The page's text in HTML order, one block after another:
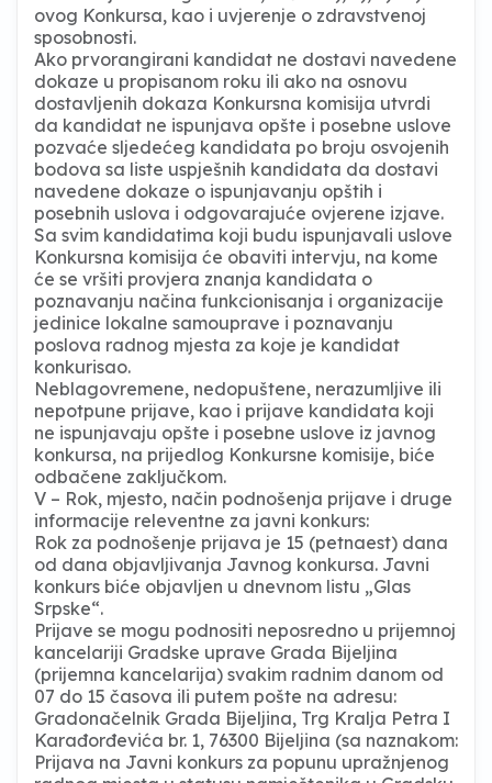
ovog Konkursa, kao i uvjerenje o zdravstvenoj
sposobnosti.
Ako prvorangirani kandidat ne dostavi navedene
dokaze u propisanom roku ili ako na osnovu
dostavljenih dokaza Konkursna komisija utvrdi
da kandidat ne ispunjava opšte i posebne uslove
pozvaće sljedećeg kandidata po broju osvojenih
bodova sa liste uspješnih kandidata da dostavi
navedene dokaze o ispunjavanju opštih i
posebnih uslova i odgovarajuće ovjerene izjave.
Sa svim kandidatima koji budu ispunjavali uslove
Konkursna komisija će obaviti intervju, na kome
će se vršiti provjera znanja kandidata o
poznavanju načina funkcionisanja i organizacije
jedinice lokalne samouprave i poznavanju
poslova radnog mjesta za koje je kandidat
konkurisao.
Neblagovremene, nedopuštene, nerazumljive ili
nepotpune prijave, kao i prijave kandidata koji
ne ispunjavaju opšte i posebne uslove iz javnog
konkursa, na prijedlog Konkursne komisije, biće
odbačene zaključkom.
V – Rok, mjesto, način podnošenja prijave i druge
informacije releventne za javni konkurs:
Rok za podnošenje prijava je 15 (petnaest) dana
od dana objavljivanja Javnog konkursa. Javni
konkurs biće objavljen u dnevnom listu „Glas
Srpske“.
Prijave se mogu podnositi neposredno u prijemnoj
kancelariji Gradske uprave Grada Bijeljina
(prijemna kancelarija) svakim radnim danom od
07 do 15 časova ili putem pošte na adresu:
Gradonačelnik Grada Bijeljina, Trg Kralja Petra I
Karađorđevića br. 1, 76300 Bijeljina (sa naznakom:
Prijava na Javni konkurs za popunu upražnjenog